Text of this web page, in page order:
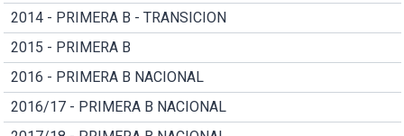
2014 - PRIMERA B - TRANSICION
2015 - PRIMERA B
2016 - PRIMERA B NACIONAL
2016/17 - PRIMERA B NACIONAL